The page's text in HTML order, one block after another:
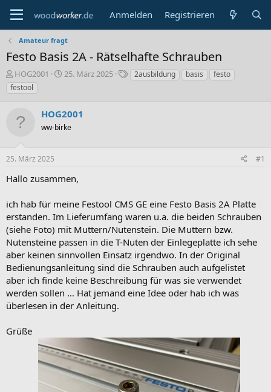
Anmelden Registrieren
Amateur fragt
Festo Basis 2A - Rätselhafte Schrauben
E
r
s
e
e
r
HOG2001
E
e
l
t
25. März 2025
S
o
2ausbildung basis
festo
festool
HOG2001
ww-birke
25. März 2025 #1
Hallo zusammen,
ich hab für meine Festool CMS GE eine Festo Basis 2A Platte
erstanden. Im Lieferumfang waren u.a. die beiden Schrauben
(siehe Foto) mit Muttern/Nutenstein. Die Muttern bzw.
Nutensteine passen in die T-Nuten der Einlegeplatte ich sehe
aber keinen sinnvollen Einsatz irgendwo. In der Original
Bedienungsanleitung sind die Schrauben auch aufgelistet
aber ich finde keine Beschreibung für was sie verwendet
werden sollen … Hat jemand eine Idee oder hab ich was
überlesen in der Anleitung.
Grüße